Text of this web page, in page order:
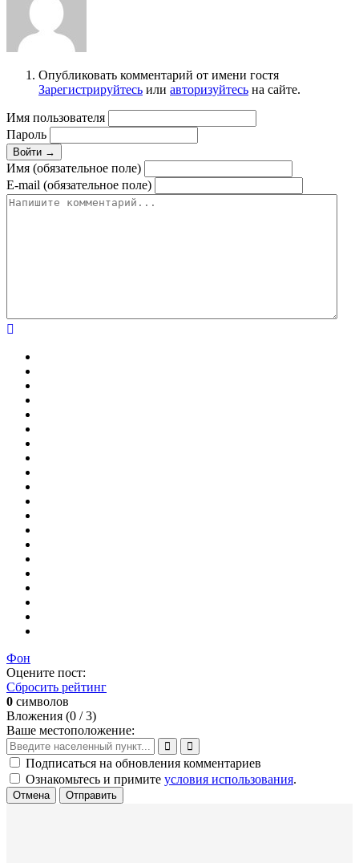
Опубликовать комментарий от имени гостя
Зарегистрируйтесь или авторизуйтесь на сайте.
Имя пользователя
Пароль
Войти →
Имя (обязательное поле)
E-mail (обязательное поле)
Фон
Оцените пост:
Сбросить рейтинг
0 символов
Вложения (0 / 3)
Ваше местоположение:
Подписаться на обновления комментариев
Ознакомьтесь и примите условия использования.
Отмена Отправить